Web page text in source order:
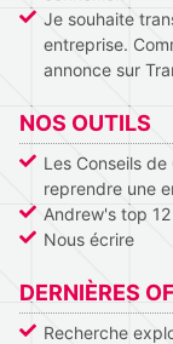
Je souhaite
entreprise.
annonce sur
NOS OUTILS
Les Conseils
reprendre une
Andrew's top
Nous écrire
DERNIÈRES
Recherche